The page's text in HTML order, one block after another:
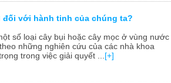
đối với hành tinh của chúng ta?
số loại cây bụi hoặc cây mọc ở vùng nước
những nghiên cứu của các nhà khoa
trong việc giải quyết ... [+]